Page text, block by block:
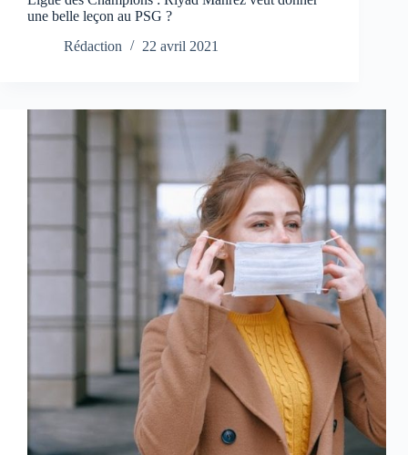
une belle leçon au PSG ?
Rédaction
22 avril 2021